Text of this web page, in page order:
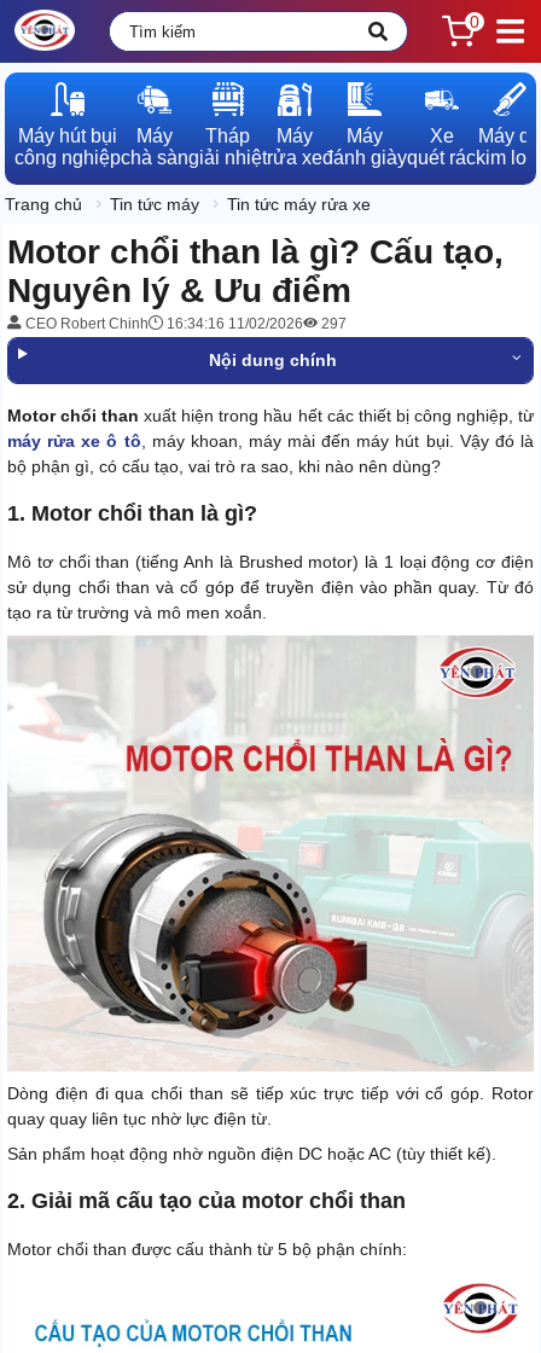
0
Máy hút bụi
công nghiệp
Máy
chà sàn
Tháp
giải nhiệt
Máy
rửa xe
Máy
đánh giày
Xe
quét rác
Máy dò
kim loại
Trang chủ Tin tức máy Tin tức máy rửa xe
Motor chổi than là gì? Cấu tạo,
Nguyên lý & Ưu điểm
CEO Robert Chinh 16:34:16 11/02/2026 297
Nội dung chính
Motor chổi than xuất hiện trong hầu hết các thiết bị công nghiệp, từ
máy rửa xe ô tô , máy khoan, máy mài đến máy hút bụi. Vậy đó là
bộ phận gì, có cấu tạo, vai trò ra sao, khi nào nên dùng?
1. Motor chổi than là gì?
Mô tơ chổi than (tiếng Anh là Brushed motor) là 1 loại động cơ điện
sử dụng chổi than và cổ góp để truyền điện vào phần quay. Từ đó
tạo ra từ trường và mô men xoắn.
Dòng điện đi qua chổi than sẽ tiếp xúc trực tiếp với cổ góp. Rotor
quay quay liên tục nhờ lực điện từ.
Sản phẩm hoạt động nhờ nguồn điện DC hoặc AC (tùy thiết kế).
2. Giải mã cấu tạo của motor chổi than
Motor chổi than được cấu thành từ 5 bộ phận chính: